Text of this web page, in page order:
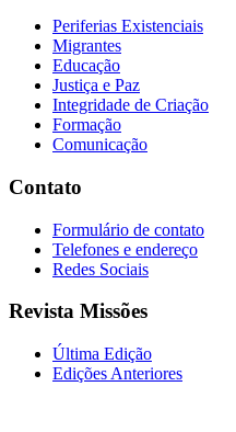
Periferias Existenciais
Migrantes
Educação
Justiça e Paz
Integridade de Criação
Formação
Comunicação
Contato
Formulário de contato
Telefones e endereço
Redes Sociais
Revista Missões
Última Edição
Edições Anteriores